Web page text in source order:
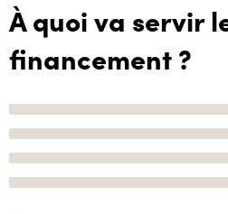
À quoi va servir
financement ?